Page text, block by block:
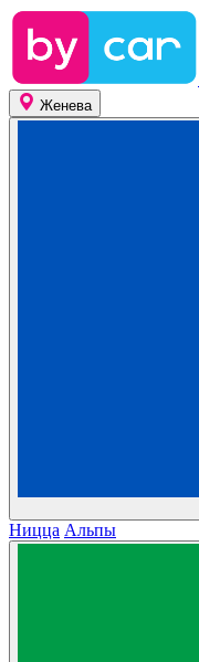
Женева
Ницца Альпы